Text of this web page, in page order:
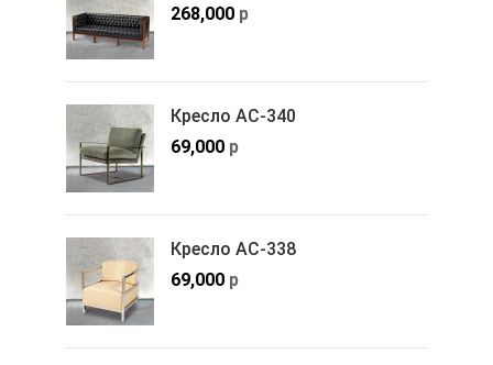
268,000 р
Кресло АС-340
69,000 р
Кресло АС-338
69,000 р